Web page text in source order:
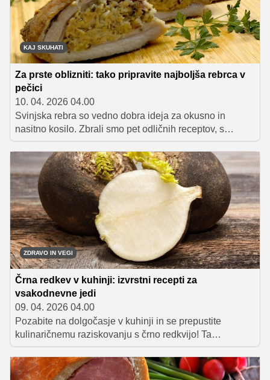
KAJ SKUHATI
Za prste oblizniti: tako pripravite najboljša rebrca v
pečici
10. 04. 2026 04.00
Svinjska rebra so vedno dobra ideja za okusno in
nasitno kosilo. Zbrali smo pet odličnih receptov, s
katerimi bodo rebrca vsakič popolna – mehka, sočna in
polna okusa.
ZDRAVO IN VEGI
Črna redkev v kuhinji: izvrstni recepti za
vsakodnevne jedi
09. 04. 2026 04.00
Pozabite na dolgočasje v kuhinji in se prepustite
kulinaričnemu raziskovanju s črno redkvijo! Ta
edinstvena zelenjava, ki skriva moč v svojem ostrem
okusu in bogastvu hranil, bo osvežila vaše obroke.
Pripravite pet slastnih jedi, od hrustljavih solat do tople